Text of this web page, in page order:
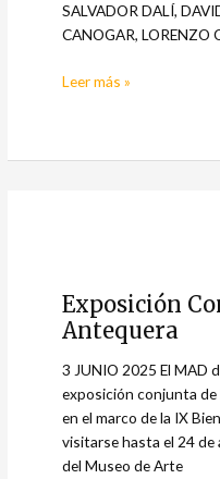
SALVADOR DALÍ,
CANOGAR, LORENZO
Leer más »
Exposición
Antequera
3 JUNIO 2025 El MAD
exposición conjunta de
en el marco de la IX
visitarse hasta el 24
del Museo de Arte
en
el
Antequera